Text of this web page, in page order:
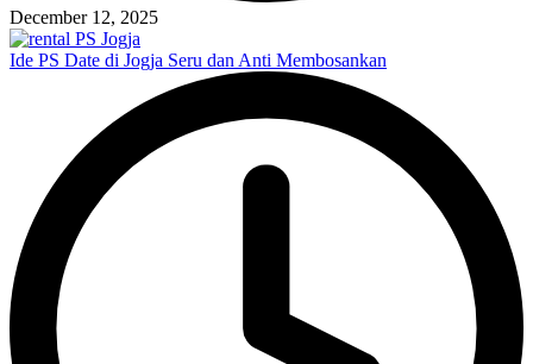
December 12, 2025
Ide PS Date di Jogja Seru dan Anti Membosankan